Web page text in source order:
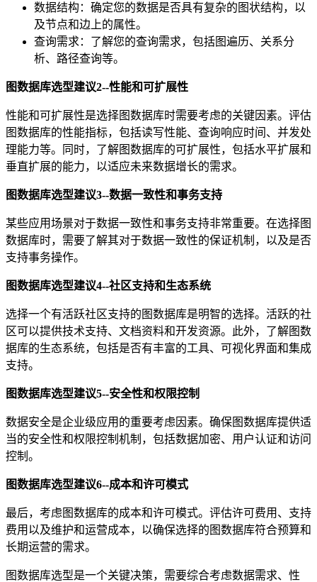
数据结构：确定您的数据是否具有复杂的图状结构，以
及节点和边上的属性。
查询需求：了解您的查询需求，包括图遍历、关系分
析、路径查询等。
图数据库选型建议2--性能和可扩展性
性能和可扩展性是选择图数据库时需要考虑的关键因素。评估
图数据库的性能指标，包括读写性能、查询响应时间、并发处
理能力等。同时，了解图数据库的可扩展性，包括水平扩展和
垂直扩展的能力，以适应未来数据增长的需求。
图数据库选型建议3--数据一致性和事务支持
某些应用场景对于数据一致性和事务支持非常重要。在选择图
数据库时，需要了解其对于数据一致性的保证机制，以及是否
支持事务操作。
图数据库选型建议4--社区支持和生态系统
选择一个有活跃社区支持的图数据库是明智的选择。活跃的社
区可以提供技术支持、文档资料和开发资源。此外，了解图数
据库的生态系统，包括是否有丰富的工具、可视化界面和集成
支持。
图数据库选型建议5--安全性和权限控制
数据安全是企业级应用的重要考虑因素。确保图数据库提供适
当的安全性和权限控制机制，包括数据加密、用户认证和访问
控制。
图数据库选型建议6--成本和许可模式
最后，考虑图数据库的成本和许可模式。评估许可费用、支持
费用以及维护和运营成本，以确保选择的图数据库符合预算和
长期运营的需求。
图数据库选型是一个关键决策，需要综合考虑数据需求、性